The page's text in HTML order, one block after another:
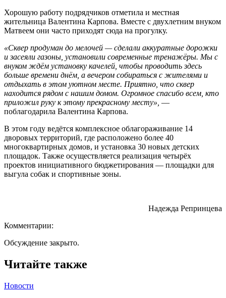
Хорошую работу подрядчиков отметила и местная
жительница Валентина Карпова. Вместе с двухлетним внуком
Матвеем они часто приходят сюда на прогулку.
«Сквер продуман до мелочей — сделали аккуратные дорожки
и засеяли газоны, установили современные тренажёры. Мы с
внуком ждём установку качелей, чтобы проводить здесь
больше времени днём, а вечером собираться с жителями и
отдыхать в этом уютном месте. Приятно, что сквер
находится рядом с нашим домом. Огромное спасибо всем, кто
приложил руку к этому прекрасному месту», —
поблагодарила Валентина Карпова.
В этом году ведётся комплексное облагораживание 14
дворовых территорий, где расположено более 40
многоквартирных домов, и установка 30 новых детских
площадок. Также осуществляется реализация четырёх
проектов инициативного бюджетирования — площадки для
выгула собак и спортивные зоны.
Надежда Репринцева
Комментарии:
Обсуждение закрыто.
Читайте также
Новости